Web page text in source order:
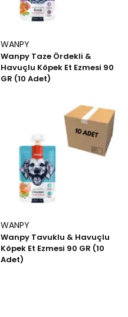
WANPY
Wanpy Taze Ördekli &
Havuçlu Köpek Et Ezmesi 90
GR (10 Adet)
WANPY
Wanpy Tavuklu & Havuçlu
Köpek Et Ezmesi 90 GR (10
Adet)